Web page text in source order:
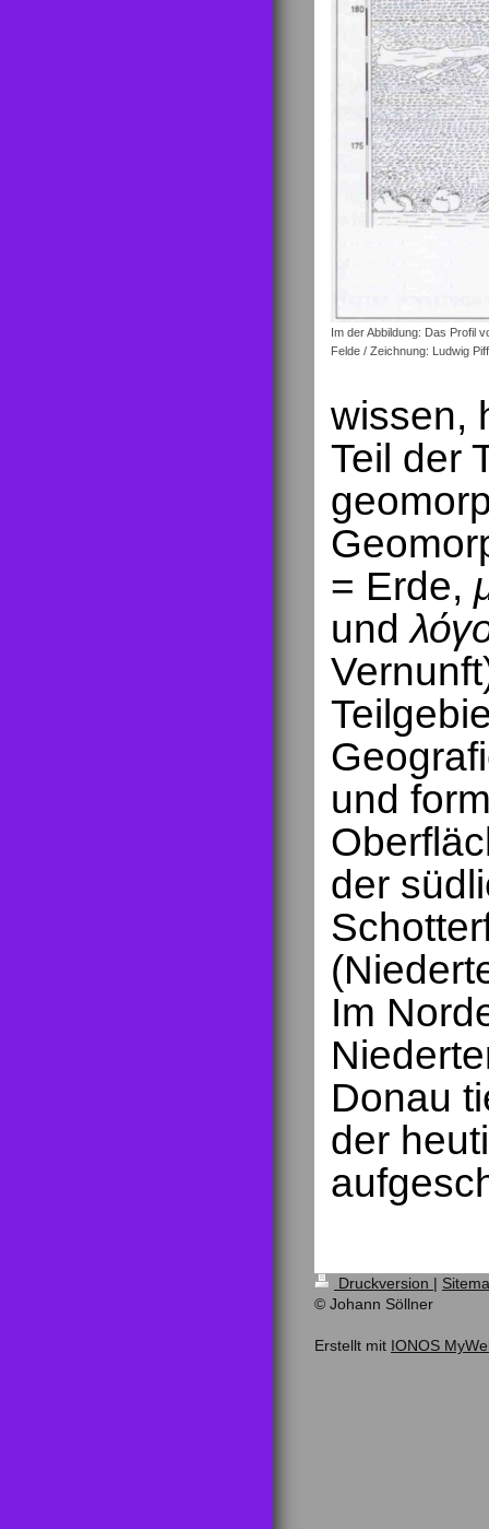
Im der Abbildung: Das Profil
Felde / Zeichnung: Ludwig
wissen,
Teil der
= Erde,
und
und
der
Im
Donau
der
Druckversion |
© Johann Söllner
Erstellt mit IONOS